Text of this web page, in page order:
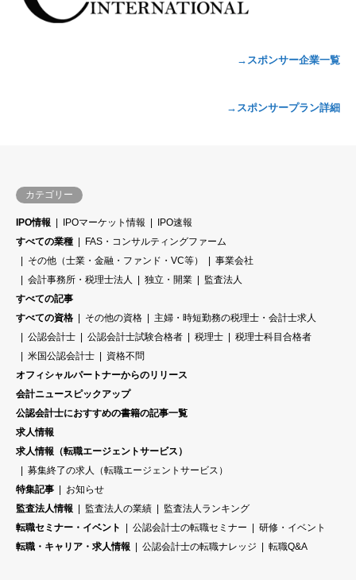
→スポンサー企業一覧
→スポンサープラン詳細
カテゴリー
IPO情報 IPOマーケット情報
IPO速報
すべての業種
FAS・コンサルティングファーム
その他（士業・金融・ファンド・VC等）
事業会社
会計事務所・税理士法人
独立・開業
監査法人
すべての記事
すべての資格
その他の資格
主婦・時短勤務の税理士・会計士求人
公認会計士
公認会計士試験合格者 税理士
税理士科目合格者
米国公認会計士
資格不問
オフィシャルパートナーからのリリース
会計ニュースピックアップ
公認会計士におすすめの書籍の記事一覧
求人情報
求人情報（転職エージェントサービス）
募集終了の求人（転職エージェントサービス）
特集記事
お知らせ
監査法人情報
監査法人の業績
監査法人ランキング
転職セミナー・イベント
公認会計士の転職セミナー
研修・イベント
転職・キャリア・求人情報
公認会計士の転職ナレッジ 転職Q&A